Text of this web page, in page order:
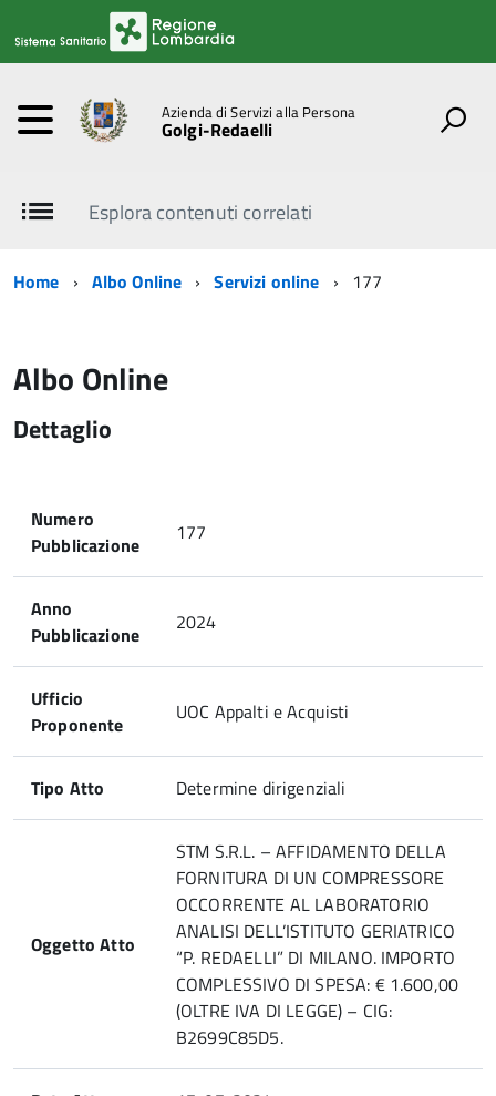
Azienda di Servizi alla Persona
Golgi-Redaelli
Esplora contenuti correlati
Home Albo Online Servizi online 177
Albo Online
Dettaglio
Numero
Pubblicazione
177
Anno
Pubblicazione
2024
Ufficio
Proponente
UOC Appalti e Acquisti
Tipo Atto Determine dirigenziali
Oggetto Atto
STM S.R.L. – AFFIDAMENTO DELLA
FORNITURA DI UN COMPRESSORE
OCCORRENTE AL LABORATORIO
ANALISI DELL’ISTITUTO GERIATRICO
“P. REDAELLI” DI MILANO. IMPORTO
COMPLESSIVO DI SPESA: € 1.600,00
(OLTRE IVA DI LEGGE) – CIG:
B2699C85D5.